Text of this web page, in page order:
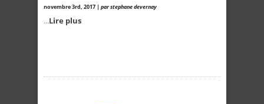
novembre 3rd, 2017 | par stephane devernay
...Lire plus